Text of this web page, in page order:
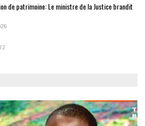
de patrimoine: Le ministre de la Justice brandit